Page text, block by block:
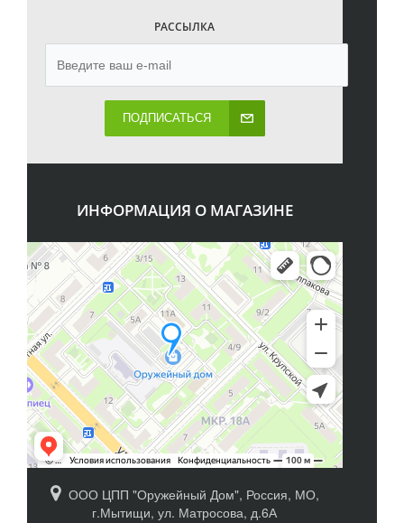
РАССЫЛКА
ПОДПИСАТЬСЯ
ИНФОРМАЦИЯ О МАГАЗИНЕ
ООО ЦПП "Оружейный Дом", Россия, МО,
г.Мытищи, ул. Матросова, д.6А